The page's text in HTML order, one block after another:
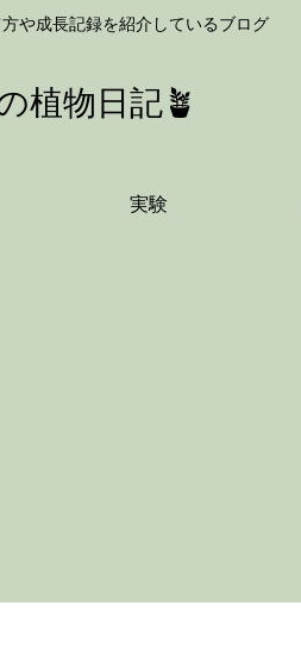
や成長記録を紹介しているブログ
植物日記🪴
実験